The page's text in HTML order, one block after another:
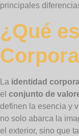
principales
¿Qué
La identidad
el conjunto de
definen la esencia y
no solo abarca la
el exterior, sino que